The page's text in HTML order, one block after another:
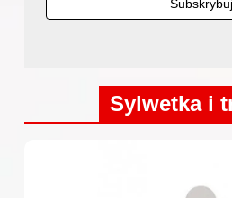
Sylwetka i